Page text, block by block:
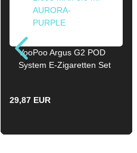
VooPoo Argus G2 POD
System E-Zigaretten Set
29,87 EUR